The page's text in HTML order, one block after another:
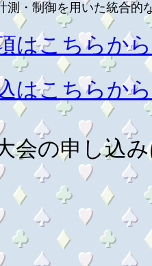
・制御を用いた統合的
はこちらか
はこちらか
会の申し込